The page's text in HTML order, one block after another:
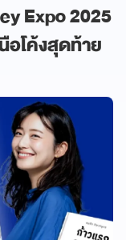
Expo 2025
อโค้งสุดท้าย